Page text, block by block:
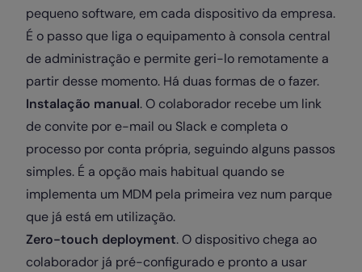
pequeno software, em cada dispositivo da empresa.
É o passo que liga o equipamento à consola central
de administração e permite geri-lo remotamente a
partir desse momento. Há duas formas de o fazer.
Instalação manual. O colaborador recebe um link
de convite por e-mail ou Slack e completa o
processo por conta própria, seguindo alguns passos
simples. É a opção mais habitual quando se
implementa um MDM pela primeira vez num parque
que já está em utilização.
Zero-touch deployment. O dispositivo chega ao
colaborador já pré-configurado e pronto a usar